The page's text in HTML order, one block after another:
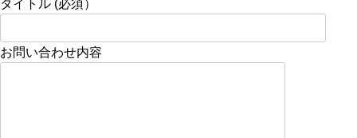
タイトル (必須）
お問い合わせ内容